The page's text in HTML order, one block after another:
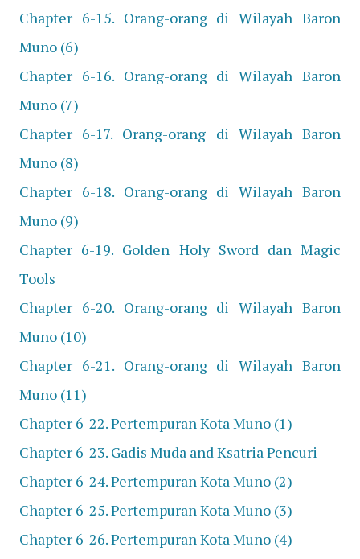
Chapter 6-15. Orang-orang di Wilayah Baron
Muno (6)
Chapter 6-16. Orang-orang di Wilayah Baron
Muno (7)
Chapter 6-17. Orang-orang di Wilayah Baron
Muno (8)
Chapter 6-18. Orang-orang di Wilayah Baron
Muno (9)
Chapter 6-19. Golden Holy Sword dan Magic
Tools
Chapter 6-20. Orang-orang di Wilayah Baron
Muno (10)
Chapter 6-21. Orang-orang di Wilayah Baron
Muno (11)
Chapter 6-22. Pertempuran Kota Muno (1)
Chapter 6-23. Gadis Muda and Ksatria Pencuri
Chapter 6-24. Pertempuran Kota Muno (2)
Chapter 6-25. Pertempuran Kota Muno (3)
Chapter 6-26. Pertempuran Kota Muno (4)